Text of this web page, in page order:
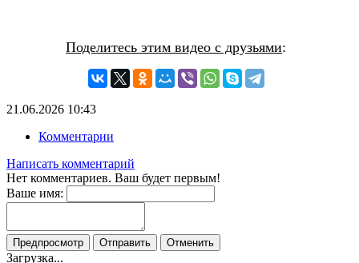
Поделитесь этим видео с друзьями:
21.06.2026 10:43
Комментарии
Написать комментарий
Нет комментариев. Ваш будет первым!
Ваше имя:
Предпросмотр Отправить Отменить
Загрузка...